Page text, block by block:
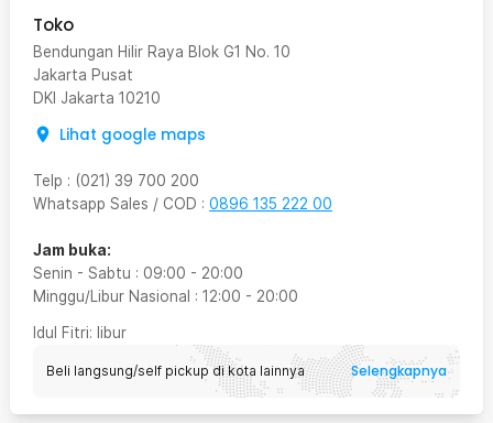
Toko
Bendungan Hilir Raya Blok G1 No. 10
Jakarta Pusat
DKI Jakarta 10210
Lihat google maps
Telp : (021) 39 700 200
Whatsapp Sales / COD : 0896 135 222 00
Jam buka:
Senin - Sabtu : 09:00 - 20:00
Minggu/Libur Nasional : 12:00 - 20:00
Idul Fitri: libur
Beli langsung/self pickup di kota lainnya Selengkapnya